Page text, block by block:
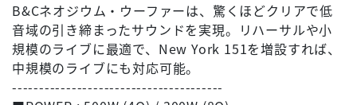
B&Cネオジウム・ウーファーは、驚くほどクリアで低
音域の引き締まったサウンドを実現。リハーサルや小
規模のライブに最適で、New York 151を増設すれば、
中規模のライブにも対応可能。
---------------------------------------